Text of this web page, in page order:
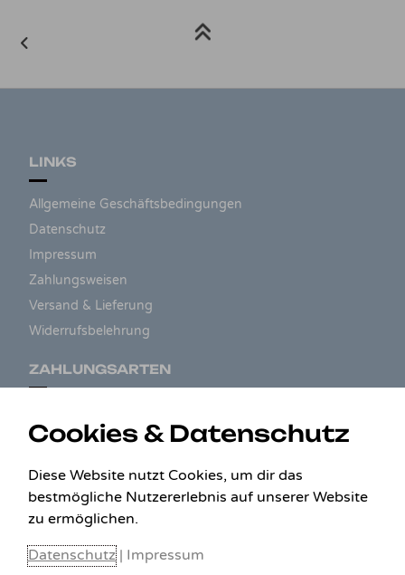
LINKS
Allgemeine Geschäftsbedingungen
Datenschutz
Impressum
Zahlungsweisen
Versand & Lieferung
Widerrufsbelehrung
ZAHLUNGSARTEN
Cookies & Datenschutz
Diese Website nutzt Cookies, um dir das
bestmögliche Nutzererlebnis auf unserer Website
zu ermöglichen.
Datenschutz | Impressum